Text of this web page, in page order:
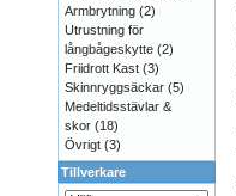
Armbrytning (2)
Utrustning för
långbågeskytte (2)
Friidrott Kast (3)
Skinnryggsäckar (5)
Medeltidsstävlar &
skor (18)
Övrigt (3)
Tillverkare